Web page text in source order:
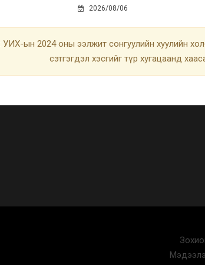
2026/08/06
ын 2024 оны ээлжит сонгуулийн хуулийн
сэтгэгдэл хэсгийг түр хугацаанд